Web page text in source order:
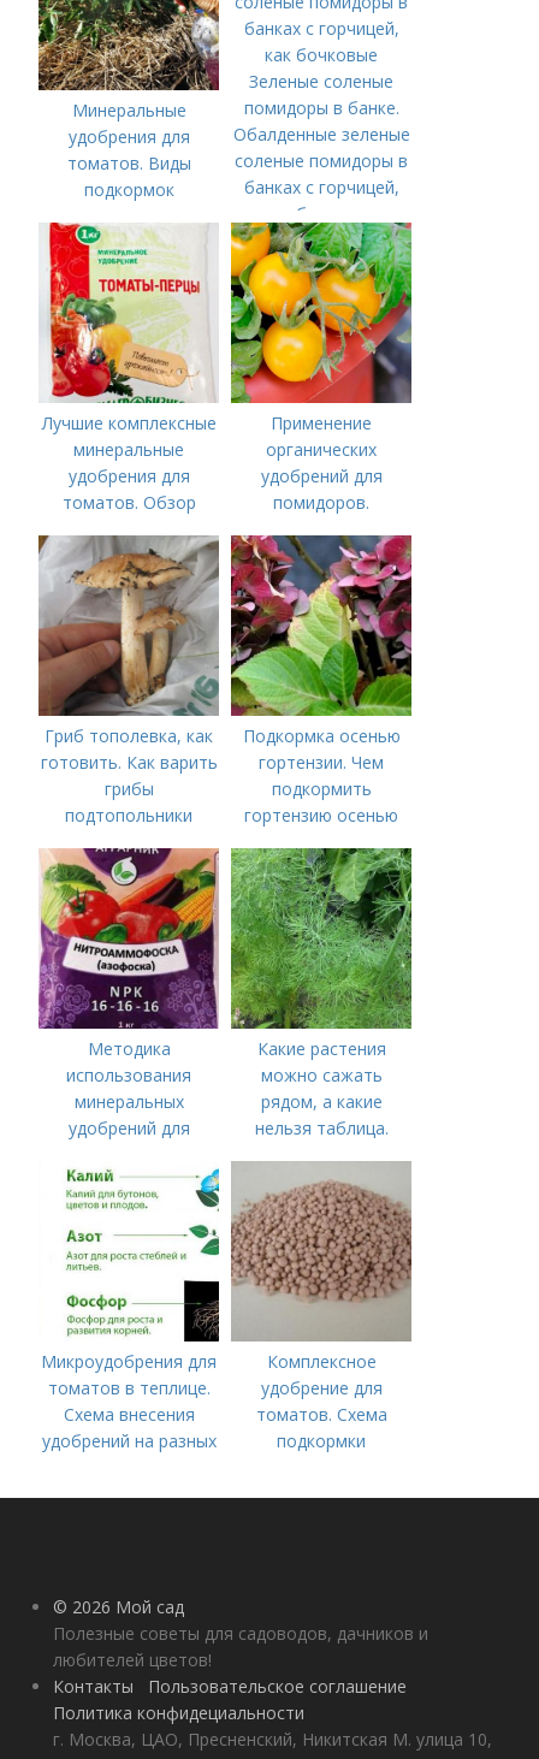
Минеральные
удобрения для
томатов. Виды
подкормок
Зеленые соленые
помидоры в банке.
Обалденные зеленые
соленые помидоры в
банках с горчицей,
как бочковые
Лучшие комплексные
минеральные
удобрения для
томатов. Обзор
удобрений для
томатов: правила
внесения в почву
Применение
органических
удобрений для
помидоров.
удобрения для
томатов
Гриб тополевка, как
готовить. Как варить
грибы
подтопольники
Подкормка осенью
гортензии. Чем
подкормить
гортензию осенью
Методика
использования
минеральных
удобрений для
Минеральное
питание
Какие растения
можно сажать
рядом, а какие
нельзя таблица.
Микроудобрения для
томатов в теплице.
Схема внесения
удобрений на разных
помидоров
Комплексное
удобрение для
томатов. Схема
подкормки
рассады до сбора
© 2026 Мой сад
Полезные советы для садоводов, дачников и
любителей цветов!
Контакты
Пользовательское соглашение
Политика конфидециальности
г. Москва, ЦАО, Пресненский, Никитская М. улица 10,